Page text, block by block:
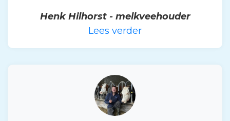
Henk Hilhorst - melkveehouder
Lees verder